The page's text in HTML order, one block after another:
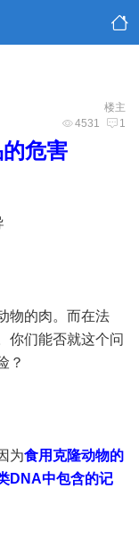
楼主
4531 1
危害
物的肉。而在法
你们能否就这个问
？
为食用克隆动物的
DNA中包含的记